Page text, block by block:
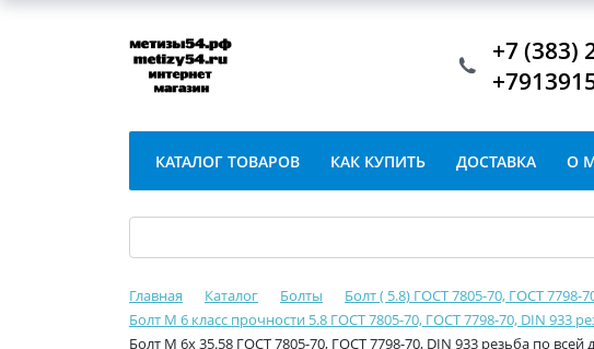
+7 (383)
КАТАЛОГ ТОВАРОВ КАК КУПИТЬ ДОСТАВКА О
Главная Каталог Болты
Болт ( 5.8) ГОСТ 7805-70, ГОСТ 7798-
Болт М 6 класс прочности 5.8 ГОСТ 7805-70, ГОСТ 7798-70, DIN 933
Болт М 6х 35.58 ГОСТ 7805-70, ГОСТ 7798-70, DIN 933 резьба по